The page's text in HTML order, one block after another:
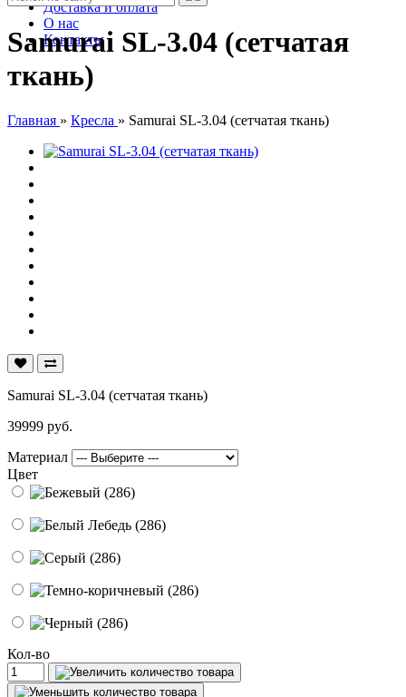
Доставка и оплата
О нас
Контакты
Samurai SL-3.04 (сетчатая
ткань)
Главная » Кресла » Samurai SL-3.04 (сетчатая ткань)
Samurai SL-3.04 (сетчатая ткань)
39999 руб.
Материал
Цвет
Кол-во